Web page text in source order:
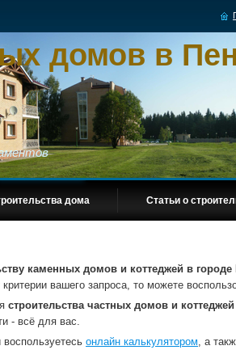
домов в
дома Статьи о
каменных домов и коттеджей в городе
вашего запроса, то можете
строительства частных домов и
- всё для вас.
онлайн калькулятором, а